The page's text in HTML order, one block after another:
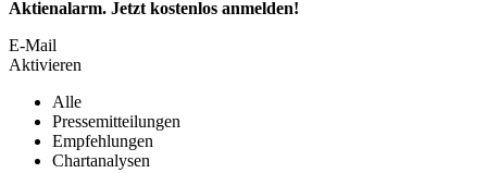
Aktienalarm. Jetzt kostenlos anmelden!
E-Mail
Aktivieren
Alle
Pressemitteilungen
Empfehlungen
Chartanalysen